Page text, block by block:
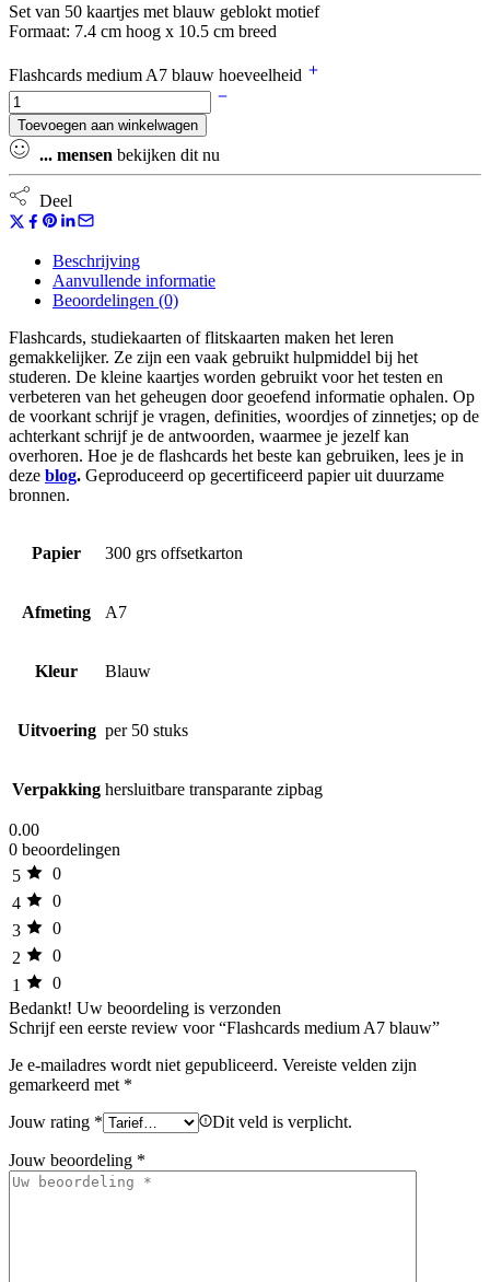
Set van 50 kaartjes met blauw geblokt motief
Formaat: 7.4 cm hoog x 10.5 cm breed
Flashcards medium A7 blauw hoeveelheid
Toevoegen aan winkelwagen
... mensen bekijken dit nu
Deel
Beschrijving
Aanvullende informatie
Beoordelingen (0)
Flashcards, studiekaarten of flitskaarten maken het leren
gemakkelijker. Ze zijn een vaak gebruikt hulpmiddel bij het
studeren. De kleine kaartjes worden gebruikt voor het testen en
verbeteren van het geheugen door geoefend informatie ophalen. Op
de voorkant schrijf je vragen, definities, woordjes of zinnetjes; op de
achterkant schrijf je de antwoorden, waarmee je jezelf kan
overhoren. Hoe je de flashcards het beste kan gebruiken, lees je in
deze blog. Geproduceerd op gecertificeerd papier uit duurzame
bronnen.
Papier 300 grs offsetkarton
Afmeting A7
Kleur Blauw
Uitvoering per 50 stuks
Verpakking hersluitbare transparante zipbag
0.00
0 beoordelingen
5
0
4
0
3
0
2
0
1
0
Bedankt! Uw beoordeling is verzonden
Schrijf een eerste review voor “Flashcards medium A7 blauw”
Je e-mailadres wordt niet gepubliceerd. Vereiste velden zijn
gemarkeerd met *
Jouw rating * Dit veld is verplicht.
Jouw beoordeling *